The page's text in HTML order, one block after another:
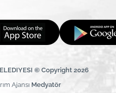
© Copyright 2026
Ajansı Medyatör